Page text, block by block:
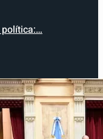
política:…